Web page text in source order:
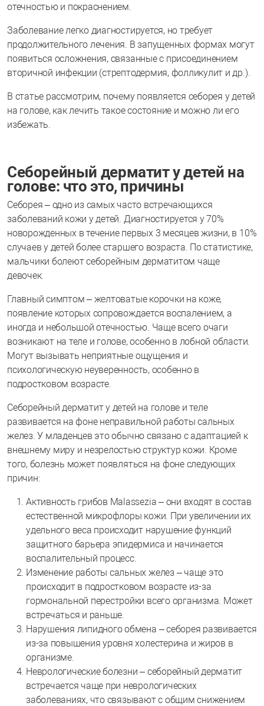
отечностью и покраснением.
Заболевание легко диагностируется, но требует
продолжительного лечения. В запущенных формах могут
появиться осложнения, связанные с присоединением
вторичной инфекции (стрептодермия, фолликулит и др.).
В статье рассмотрим, почему появляется себорея у детей
на голове, как лечить такое состояние и можно ли его
избежать.
Себорейный дерматит у детей на
голове: что это, причины
Себорея – одно из самых часто встречающихся
заболеваний кожи у детей. Диагностируется у 70%
новорожденных в течение первых 3 месяцев жизни, в 10%
случаев у детей более старшего возраста. По статистике,
мальчики болеют себорейным дерматитом чаще
девочек.
Главный симптом – желтоватые корочки на коже,
появление которых сопровождается воспалением, а
иногда и небольшой отечностью. Чаще всего очаги
возникают на теле и голове, особенно в лобной области.
Могут вызывать неприятные ощущения и
психологическую неуверенность, особенно в
подростковом возрасте.
Себорейный дерматит у детей на голове и теле
развивается на фоне неправильной работы сальных
желез. У младенцев это обычно связано с адаптацией к
внешнему миру и незрелостью структур кожи. Кроме
того, болезнь может появляться на фоне следующих
причин:
Активность грибов Malassezia – они входят в состав
естественной микрофлоры кожи. При увеличении их
удельного веса происходит нарушение функций
защитного барьера эпидермиса и начинается
воспалительный процесс.
Изменение работы сальных желез – чаще это
происходит в подростковом возрасте из-за
гормональной перестройки всего организма. Может
встречаться и раньше.
Нарушения липидного обмена – себорея развивается
из-за повышения уровня холестерина и жиров в
организме.
Неврологические болезни – себорейный дерматит
встречается чаще при неврологических
заболеваниях, что связывают с общим снижением